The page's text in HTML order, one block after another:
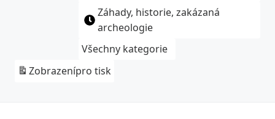
Záhady, historie, zakázaná
archeologie
Všechny kategorie
Zobrazenípro tisk